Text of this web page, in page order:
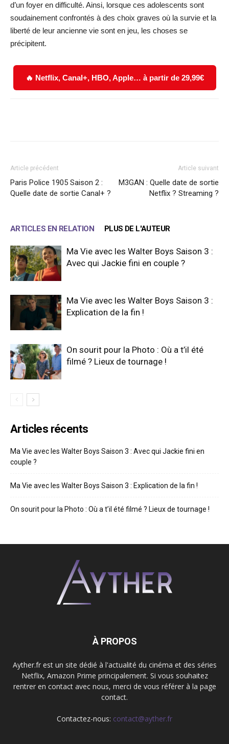
d’un foyer en difficulté. Ainsi, lorsque ces adolescents sont
soudainement confrontés à des choix graves où la survie et la
liberté de leur ancienne vie sont en jeu, les choses se
précipitent.
🔥 Netflix, Canal+, HBO, Apple… à partir de 29,99€
Article précédent
Paris Police 1905 Saison 2 :
Quelle date de sortie Canal+ ?
Article suivant
M3GAN : Quelle date de sortie
Netflix ? Streaming ?
ARTICLES EN RELATION PLUS DE L'AUTEUR
Ma Vie avec les Walter Boys Saison 3 :
Avec qui Jackie fini en couple ?
Ma Vie avec les Walter Boys Saison 3 :
Explication de la fin !
On sourit pour la Photo : Où a t’il été
filmé ? Lieux de tournage !
Articles récents
Ma Vie avec les Walter Boys Saison 3 : Avec qui Jackie fini en
couple ?
Ma Vie avec les Walter Boys Saison 3 : Explication de la fin !
On sourit pour la Photo : Où a t’il été filmé ? Lieux de tournage !
À PROPOS
Ayther.fr est un site dédié à l'actualité du cinéma et des séries
Netflix, Amazon Prime principalement. Si vous souhaitez
rentrer en contact avec nous, merci de vous référer à la page
contact.
Contactez-nous: contact@ayther.fr